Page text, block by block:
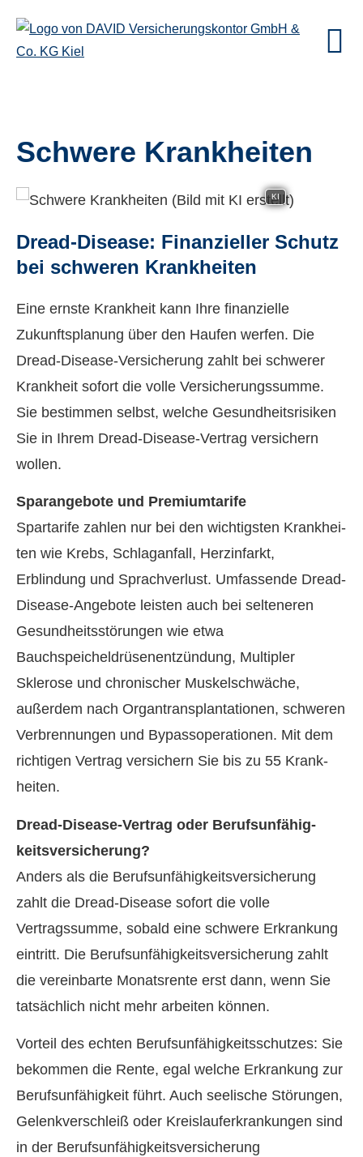
Schwe­re Krank­hei­ten
KI
Dread-Disease: Finanzieller Schutz
bei schweren Krank­hei­ten
Eine ernste Krankheit kann Ihre finanzielle
Zukunftsplanung über den Haufen werfen. Die
Dread-Disease-Versicherung zahlt bei schwerer
Krankheit sofort die volle Versicherungssumme.
Sie bestimmen selbst, welche Gesundheitsrisiken
Sie in Ihrem Dread-Disease-Vertrag ver­sichern
wollen.
Sparangebote und Premiumtarife
Spartarife zahlen nur bei den wichtigsten Krank­hei­
ten wie Krebs, Schlaganfall, Herzinfarkt,
Erblindung und Sprachverlust. Umfassende Dread-
Disease-Angebote leisten auch bei selteneren
Gesundheitsstörungen wie etwa
Bauchspeicheldrüsenentzündung, Multipler
Sklerose und chronischer Muskelschwäche,
außerdem nach Organtransplantationen, schweren
Verbrennungen und Bypassoperationen. Mit dem
richtigen Vertrag ver­sichern Sie bis zu 55 Krank­
hei­ten.
Dread-Disease-Vertrag oder Berufs­unfähig­
keitsversicherung?
Anders als die Berufs­unfähig­keitsversicherung
zahlt die Dread-Disease sofort die volle
Vertragssumme, sobald eine schwere Erkrankung
eintritt. Die Berufs­unfähig­keitsversicherung zahlt
die vereinbarte Monatsrente erst dann, wenn Sie
tatsächlich nicht mehr arbeiten können.
Vorteil des echten Berufs­unfähig­keitsschutzes: Sie
bekommen die Rente, egal welche Erkrankung zur
Berufs­unfähig­keit führt. Auch seelische Störungen,
Gelenkverschleiß oder Kreislauferkrankungen sind
in der Berufs­unfähig­keitsversicherung